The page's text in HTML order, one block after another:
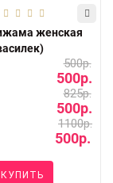
женская
500р.
500р.
825р.
500р.
1100р.
500р.
КУПИТЬ